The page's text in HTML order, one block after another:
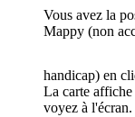
Vous avez la
Mappy (non
handicap) en
La carte
voyez à